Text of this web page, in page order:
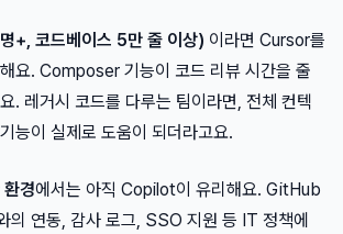
+, 코드베이스 5만 줄 이상) 이라면 Cursor를
요. Composer 기능이 코드 리뷰 시간을 줄
. 레거시 코드를 다루는 팀이라면, 전체 컨텍
능이 실제로 도움이 되더라고요.
경에서는 아직 Copilot이 유리해요. GitHub
연동, 감사 로그, SSO 지원 등 IT 정책에